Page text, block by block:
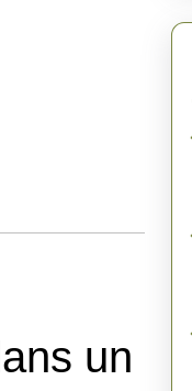
un